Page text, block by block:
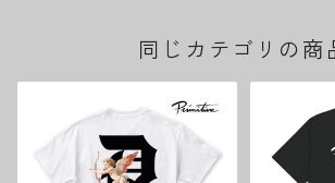
同じカテゴリの商